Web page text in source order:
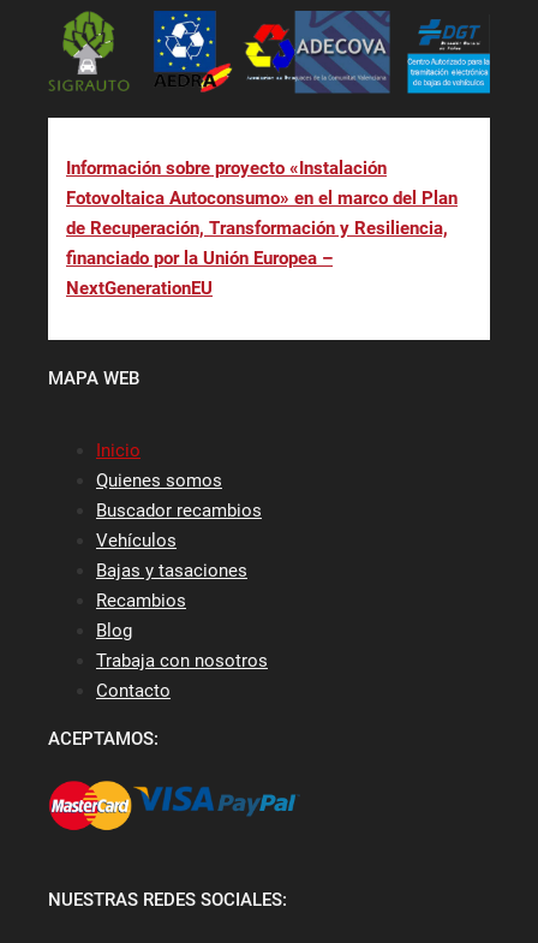
Información sobre proyecto «Instalación
Fotovoltaica Autoconsumo» en el marco del Plan
de Recuperación, Transformación y Resiliencia,
financiado por la Unión Europea –
NextGenerationEU
MAPA WEB
Inicio
Quienes somos
Buscador recambios
Vehículos
Bajas y tasaciones
Recambios
Blog
Trabaja con nosotros
Contacto
ACEPTAMOS:
NUESTRAS REDES SOCIALES: